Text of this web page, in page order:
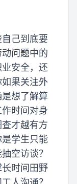
己到底要
问题中的
安全，还
果关注外
想了解算
时间对身
才越有方
学生只能
空访谈？
时间田野